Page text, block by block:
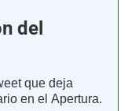
del
que deja
en el Apertura.